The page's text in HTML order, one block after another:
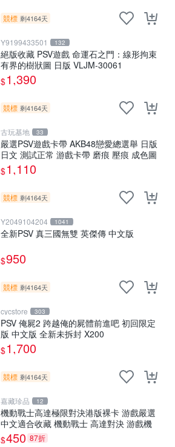
競標 剩4164天
Y9199433501 132
絕版收藏 PSV遊戲 命運石之門：線形拘束
有界的樹狀圖 日版 VLJM-30061
$1,390
競標 剩4164天
古玩基地 33
嚴選PSV遊戲卡帶 AKB48戀愛總選舉 日版
日文 測試正常 游戲卡帶 磨痕 壓痕 成色圖
$1,110
競標 剩4164天
Y2049104204 1041
全新PSV 真三國無雙 英傑傳 中文版
$950
競標 剩4164天
cycstore 303
PSV 俺屍2 跨越俺的屍體前進吧 初回限定
版 中文版 全新未拆封 X200
$1,700
競標 剩4164天
嘉藏珍品 12
機動戰士高達極限對決港版裸卡 游戲嚴選
中文適合收藏 機動戰士 高達對決 游戲機
$450 87折